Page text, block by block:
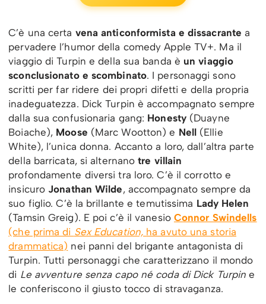
C’è una certa vena anticonformista e dissacrante a
pervadere l’humor della comedy Apple TV+. Ma il
viaggio di Turpin e della sua banda è un viaggio
sconclusionato e scombinato. I personaggi sono
scritti per far ridere dei propri difetti e della propria
inadeguatezza. Dick Turpin è accompagnato sempre
dalla sua confusionaria gang: Honesty(Duayne
Boiache), Moose (Marc Wootton) e Nell(Ellie
White), l’unica donna. Accanto a loro, dall’altra parte
della barricata, si alternanotre villain
profondamente diversi tra loro. C’è il corrotto e
insicuro Jonathan Wilde, accompagnato sempre da
suo figlio. C’è la brillante e temutissima Lady Helen
(Tamsin Greig). E poi c’è il vanesio Connor Swindells
(che prima di Sex Education, ha avuto una storia
drammatica) nei panni del brigante antagonista di
Turpin. Tutti personaggi che caratterizzano il mondo
di Le avventure senza capo né coda di Dick Turpin e
le conferiscono il giusto tocco di stravaganza.